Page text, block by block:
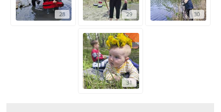
28 29 30
31